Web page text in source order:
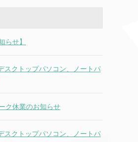
らせ】
クトップパソコン、ノートパ
ク休業のお知らせ
クトップパソコン、ノートパ